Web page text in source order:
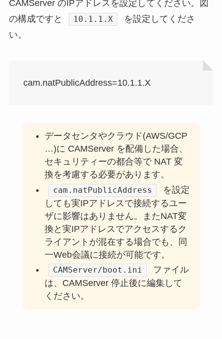
CAMServer のIPアドレスを設定してください。図
の構成ですと
10.1.1.X
を設定してくださ
い。
cam.natPublicAddress=10.1.1.X
データセンタやクラウド(AWS/GCP
…)に CAMServer を配備した場合、
セキュリティーの都合等で NAT 変
換を考慮する必要があります。
cam.natPublicAddress
を設定
しても実IPアドレスで接続するユー
ザに影響はありません。またNAT変
換と実IPアドレスでアクセスするク
ライアントが混在する場合でも、同
一Web会議に接続が可能です。
CAMServer/boot.ini
ファイル
は、CAMServer 停止後に編集して
ください。